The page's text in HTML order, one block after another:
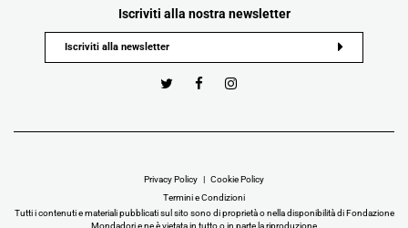
Iscriviti alla nostra newsletter
Privacy Policy
Cookie Policy
Termini e Condizioni
Tutti i contenuti e materiali pubblicati sul sito sono di proprietà o nella disponibilità di Fondazione
Mondadori e ne è vietata in tutto o in parte la riproduzione